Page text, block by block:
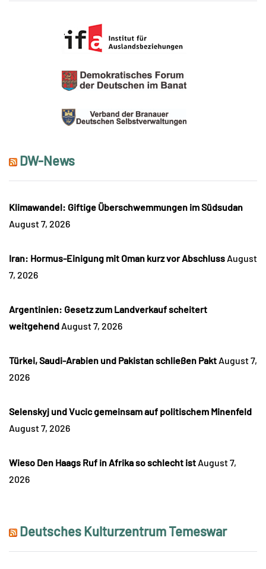
DW-News
Klimawandel: Giftige Überschwemmungen im Südsudan
August 7, 2026
Iran: Hormus-Einigung mit Oman kurz vor Abschluss August
7, 2026
Argentinien: Gesetz zum Landverkauf scheitert
weitgehend August 7, 2026
Türkei, Saudi-Arabien und Pakistan schließen Pakt August 7,
2026
Selenskyj und Vucic gemeinsam auf politischem Minenfeld
August 7, 2026
Wieso Den Haags Ruf in Afrika so schlecht ist August 7,
2026
Deutsches Kulturzentrum Temeswar